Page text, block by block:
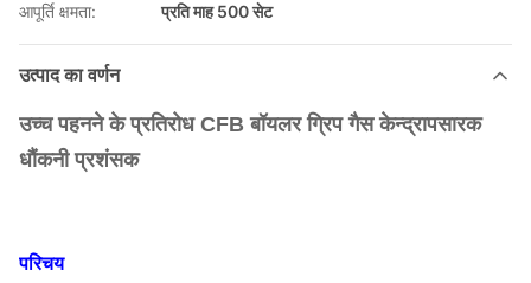
आपूर्ति क्षमता:
प्रति माह 500 सेट
उत्पाद का वर्णन
उच्च पहनने के प्रतिरोध CFB बॉयलर ग्रिप गैस केन्द्रापसारक
धौंकनी प्रशंसक
परिचय